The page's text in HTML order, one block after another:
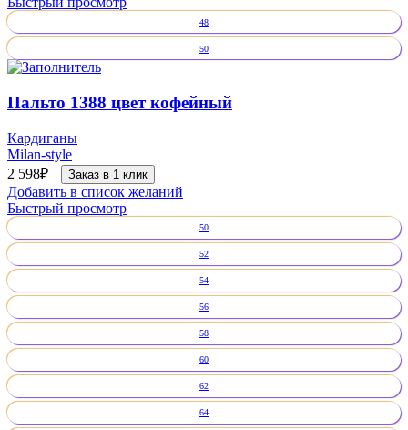
48
50
Пальто 1388 цвет кофейный
Кардиганы
Milan-style
2 598₽ Заказ в 1 клик
Добавить в список желаний
Быстрый просмотр
50
52
54
56
58
60
62
64